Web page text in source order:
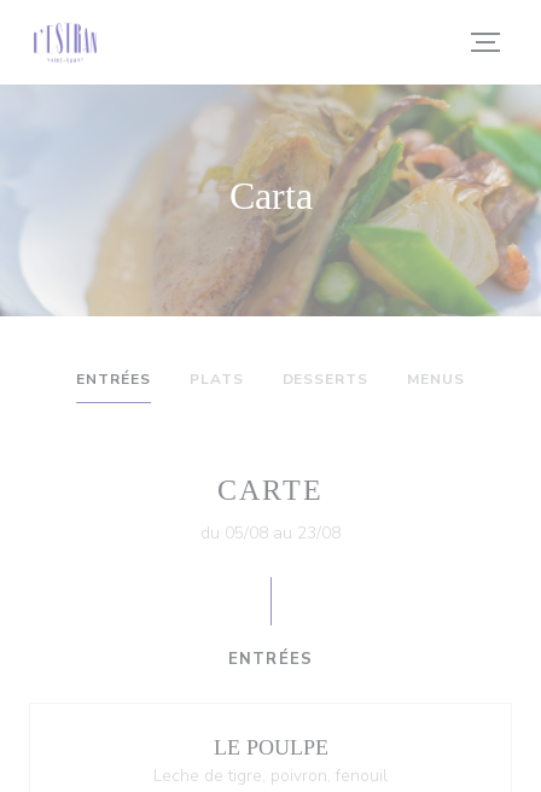
Carta
ENTRÉES PLATS DESSERTS MENUS
CARTE
du 05/08 au 23/08
ENTRÉES
LE POULPE
Leche de tigre, poivron, fenouil